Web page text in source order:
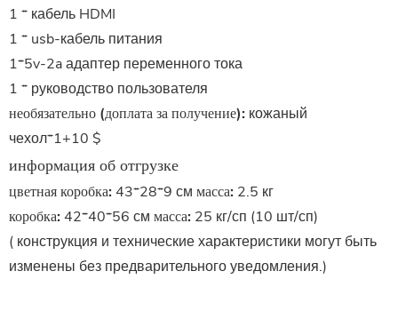
1 * кабель HDMI
1 * usb-кабель питания
1*5v-2a адаптер переменного тока
1 * руководство пользователя
необязательно (доплата за получение): кожаный
чехол*1+10 $
информация об отгрузке
цветная коробка: 43*28*9 см масса: 2.5 кг
коробка: 42*40*56 см масса: 25 кг/сп (10 шт/сп)
( конструкция и технические характеристики могут быть
изменены без предварительного уведомления.)